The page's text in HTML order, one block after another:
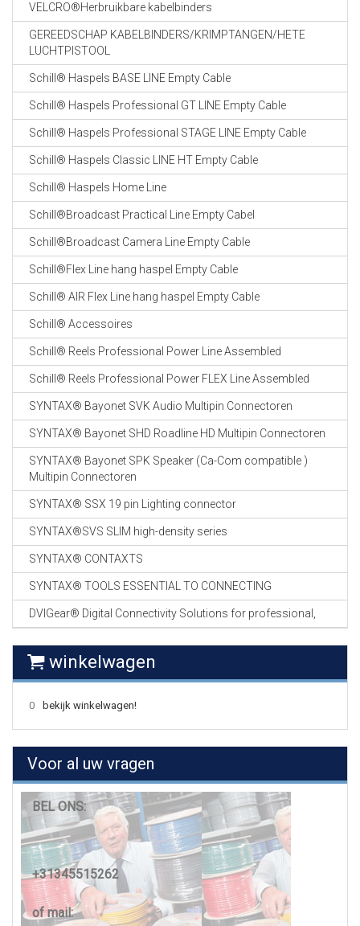
VELCRO®Herbruikbare kabelbinders
GEREEDSCHAP KABELBINDERS/KRIMPTANGEN/HETE
LUCHTPISTOOL
Schill® Haspels BASE LINE Empty Cable
Schill® Haspels Professional GT LINE Empty Cable
Schill® Haspels Professional STAGE LINE Empty Cable
Schill® Haspels Classic LINE HT Empty Cable
Schill® Haspels Home Line
Schill®Broadcast Practical Line Empty Cabel
Schill®Broadcast Camera Line Empty Cable
Schill®Flex Line hang haspel Empty Cable
Schill® AIR Flex Line hang haspel Empty Cable
Schill® Accessoires
Schill® Reels Professional Power Line Assembled
Schill® Reels Professional Power FLEX Line Assembled
SYNTAX® Bayonet SVK Audio Multipin Connectoren
SYNTAX® Bayonet SHD Roadline HD Multipin Connectoren
SYNTAX® Bayonet SPK Speaker (Ca-Com compatible )
Multipin Connectoren
SYNTAX® SSX 19 pin Lighting connector
SYNTAX®SVS SLIM high-density series
SYNTAX® CONTAXTS
SYNTAX® TOOLS ESSENTIAL TO CONNECTING
DVIGear® Digital Connectivity Solutions for professional,
winkelwagen
0 bekijk winkelwagen!
Voor al uw vragen
BEL ONS:
+31345515262
of mail: